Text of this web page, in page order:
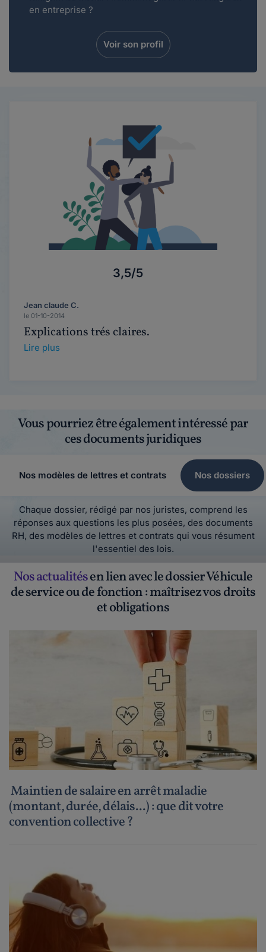
en entreprise ?
Voir son profil
3,5/5
Jean claude C.
le 01-10-2014
Explications trés claires.
Lire plus
Vous pourriez être également intéressé par
ces documents juridiques
Nos modèles de lettres et contrats Nos dossiers
Chaque dossier, rédigé par nos juristes, comprend les
réponses aux questions les plus posées, des documents
RH, des modèles de lettres et contrats qui vous résument
l'essentiel des lois.
Nos actualitésen lien avec le dossier Véhicule
de service ou de fonction : maîtrisez vos droits
et obligations
Maintien de salaire en arrêt maladie
(montant, durée, délais...) : que dit votre
convention collective ?